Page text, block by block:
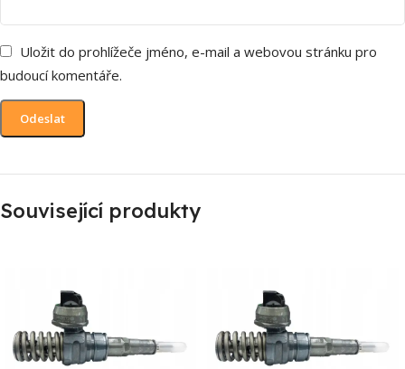
Uložit do prohlížeče jméno, e-mail a webovou stránku pro
budoucí komentáře.
Související produkty